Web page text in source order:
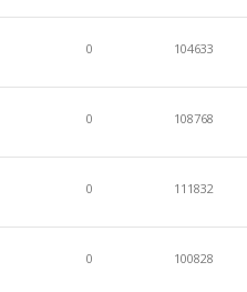
0 104633
0 108768
0 111832
0 100828